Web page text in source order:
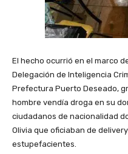
El hecho ocurrió en el marco
Delegación de Inteligencia
Prefectura Puerto Deseado,
hombre vendía droga en su
ciudadanos de nacionalidad
Olivia que oficiaban de
estupefacientes.